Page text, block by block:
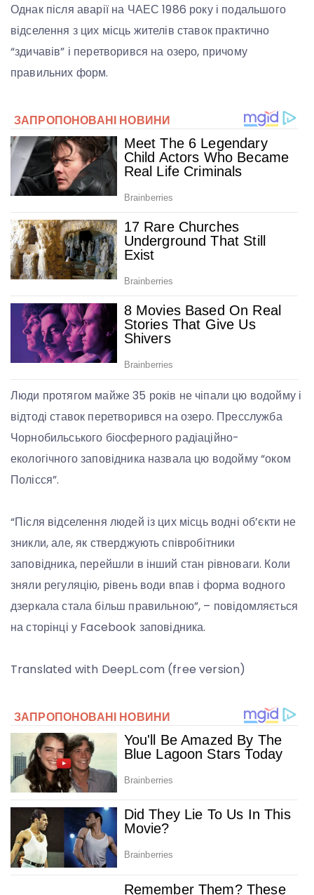
Однак після аварії на ЧАЕС 1986 року і подальшого
відселення з цих місць жителів ставок практично
“здичавів” і перетворився на озеро, причому
правильних форм.
Люди протягом майже 35 років не чіпали цю водойму і
відтоді ставок перетворився на озеро. Пресслужба
Чорнобильського біосферного радіаційно-
екологічного заповідника назвала цю водойму “оком
Полісся”.
“Після відселення людей із цих місць водні об’єкти не
зникли, але, як стверджують співробітники
заповідника, перейшли в інший стан рівноваги. Коли
зняли регуляцію, рівень води впав і форма водного
дзеркала стала більш правильною”, – повідомляється
на сторінці у Facebook заповідника.
Translated with DeepL.com (free version)